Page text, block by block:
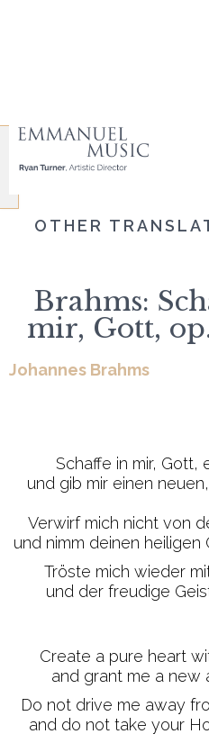
OTHER
Brahms:
mir, Gott,
Johannes Brahms
Schaffe in mir, Gott,
und gib mir einen
Verwirf mich nicht von
und nimm deinen heiligen
Tröste mich wieder
und der freudige
Create a pure heart
and grant me a new
Do not drive me away
and do not take your